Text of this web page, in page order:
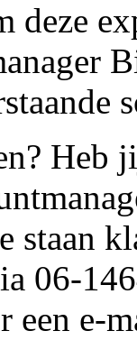
Heb
staan
06-
een e-